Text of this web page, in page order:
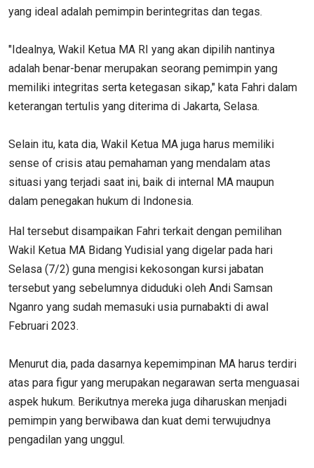
yang ideal adalah pemimpin berintegritas dan tegas.
"Idealnya, Wakil Ketua MA RI yang akan dipilih nantinya
adalah benar-benar merupakan seorang pemimpin yang
memiliki integritas serta ketegasan sikap," kata Fahri dalam
keterangan tertulis yang diterima di Jakarta, Selasa.
Selain itu, kata dia, Wakil Ketua MA juga harus memiliki
sense of crisis atau pemahaman yang mendalam atas
situasi yang terjadi saat ini, baik di internal MA maupun
dalam penegakan hukum di Indonesia.
Hal tersebut disampaikan Fahri terkait dengan pemilihan
Wakil Ketua MA Bidang Yudisial yang digelar pada hari
Selasa (7/2) guna mengisi kekosongan kursi jabatan
tersebut yang sebelumnya diduduki oleh Andi Samsan
Nganro yang sudah memasuki usia purnabakti di awal
Februari 2023.
Menurut dia, pada dasarnya kepemimpinan MA harus terdiri
atas para figur yang merupakan negarawan serta menguasai
aspek hukum. Berikutnya mereka juga diharuskan menjadi
pemimpin yang berwibawa dan kuat demi terwujudnya
pengadilan yang unggul.